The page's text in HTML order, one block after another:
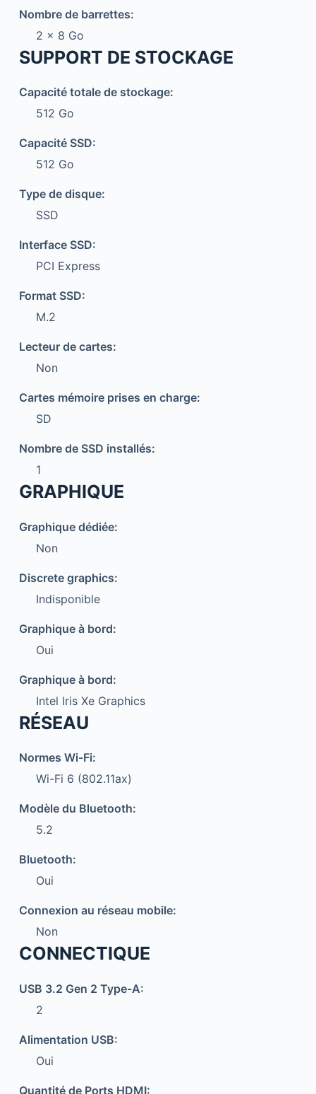
Nombre de barrettes:
2 x 8 Go
SUPPORT DE STOCKAGE
Capacité totale de stockage:
512 Go
Capacité SSD:
512 Go
Type de disque:
SSD
Interface SSD:
PCI Express
Format SSD:
M.2
Lecteur de cartes:
Non
Cartes mémoire prises en charge:
SD
Nombre de SSD installés:
1
GRAPHIQUE
Graphique dédiée:
Non
Discrete graphics:
Indisponible
Graphique à bord:
Oui
Graphique à bord:
Intel Iris Xe Graphics
RÉSEAU
Normes Wi-Fi:
Wi-Fi 6 (802.11ax)
Modèle du Bluetooth:
5.2
Bluetooth:
Oui
Connexion au réseau mobile:
Non
CONNECTIQUE
USB 3.2 Gen 2 Type-A:
2
Alimentation USB:
Oui
Quantité de Ports HDMI: